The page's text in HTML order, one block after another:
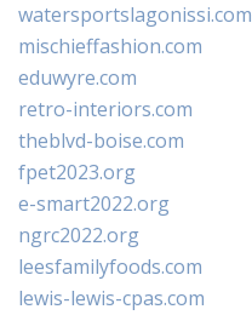
watersportslagonissi.com
mischieffashion.com
eduwyre.com
retro-interiors.com
theblvd-boise.com
fpet2023.org
e-smart2022.org
ngrc2022.org
leesfamilyfoods.com
lewis-lewis-cpas.com